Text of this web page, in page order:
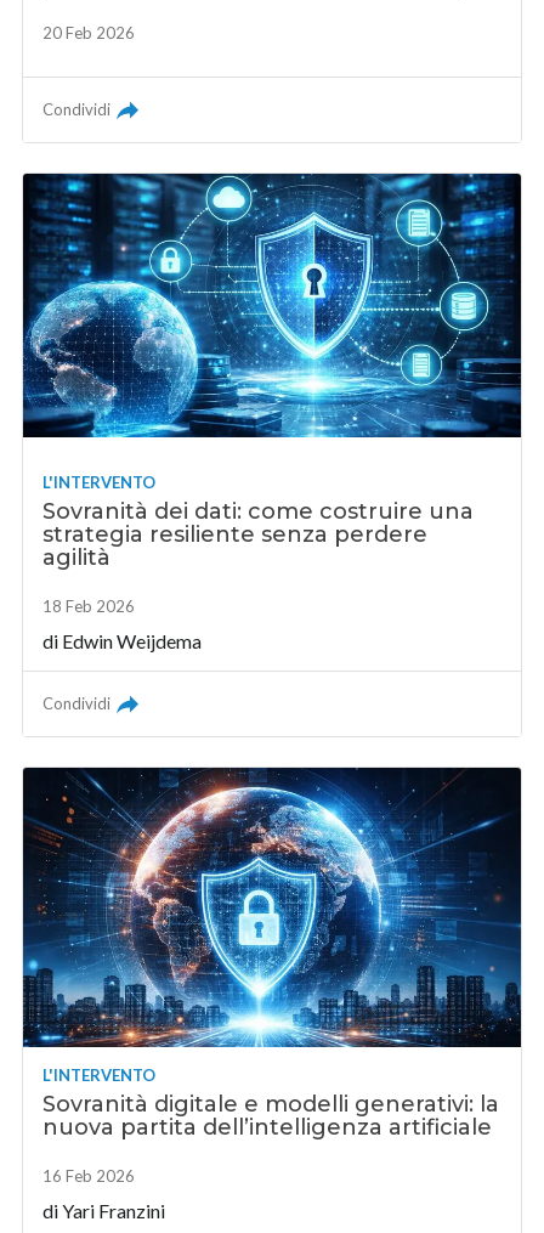
20 Feb 2026
Condividi
L'INTERVENTO
Sovranità dei dati: come costruire una
strategia resiliente senza perdere
agilità
18 Feb 2026
di Edwin Weijdema
Condividi
L'INTERVENTO
Sovranità digitale e modelli generativi: la
nuova partita dell’intelligenza artificiale
16 Feb 2026
diYari Franzini